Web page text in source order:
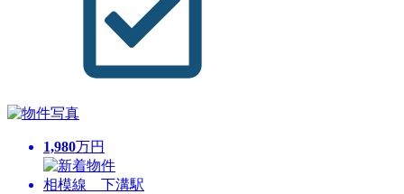
1,980万円
相模線 下溝駅